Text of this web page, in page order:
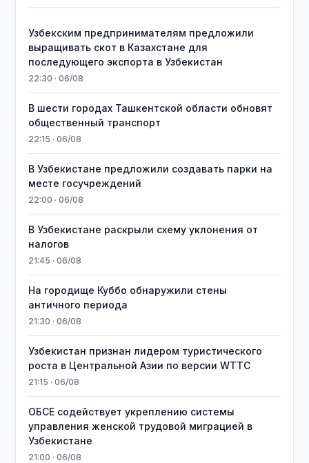
Узбекским предпринимателям предложили
выращивать скот в Казахстане для
последующего экспорта в Узбекистан
22:30 · 06/08
В шести городах Ташкентской области обновят
общественный транспорт
22:15 · 06/08
В Узбекистане предложили создавать парки на
месте госучреждений
22:00 · 06/08
В Узбекистане раскрыли схему уклонения от
налогов
21:45 · 06/08
На городище Куббо обнаружили стены
античного периода
21:30 · 06/08
Узбекистан признан лидером туристического
роста в Центральной Азии по версии WTTC
21:15 · 06/08
ОБСЕ содействует укреплению системы
управления женской трудовой миграцией в
Узбекистане
21:00 · 06/08